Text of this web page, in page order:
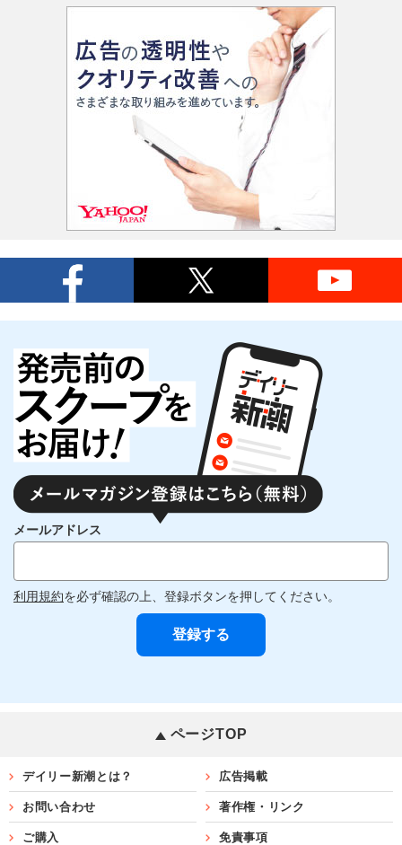
メールアドレス
利用規約を必ず確認の上、登録ボタンを押してください。
ページTOP
デイリー新潮とは？ 広告掲載
お問い合わせ 著作権・リンク
ご購入 免責事項